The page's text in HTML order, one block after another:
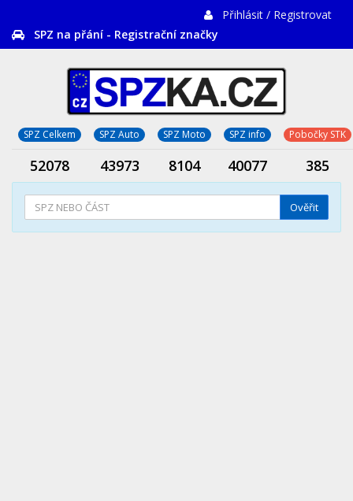
Přihlásit / Registrovat
SPZ na přání - Registrační značky
SPZ Celkem SPZ Auto SPZ Moto SPZ info Pobočky STK
52078 43973 8104 40077 385
Ověřit